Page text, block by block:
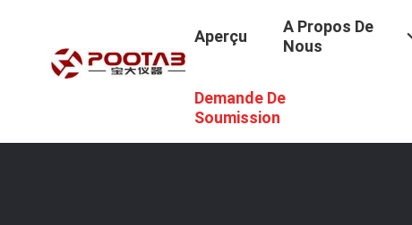
Aperçu
A Propos De
Nous
Demande De
Soumission
Machine D'essai Traction